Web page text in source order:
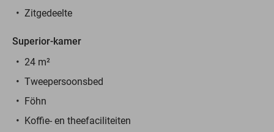
Zitgedeelte
Superior-kamer
24 m²
Tweepersoonsbed
Föhn
Koffie- en theefaciliteiten